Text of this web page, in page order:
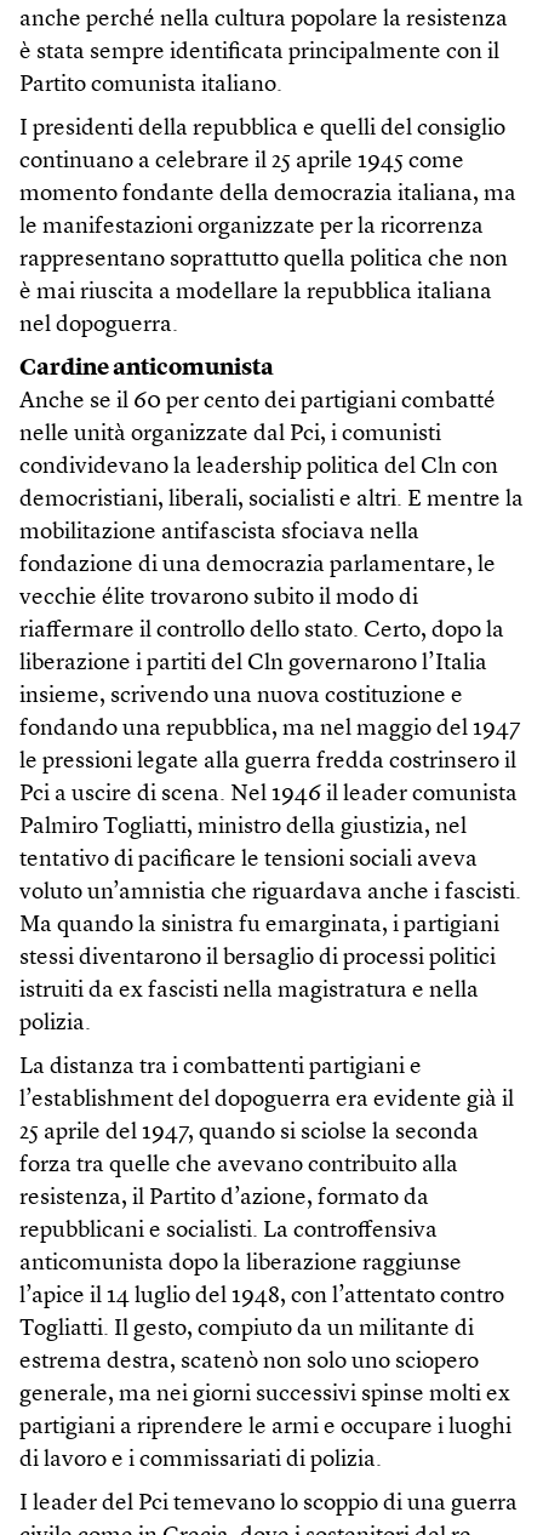
anche perché nella cultura popolare la resistenza
è stata sempre identificata principalmente con il
Partito comunista italiano.
I presidenti della repubblica e quelli del consiglio
continuano a celebrare il 25 aprile 1945 come
momento fondante della democrazia italiana, ma
le manifestazioni organizzate per la ricorrenza
rappresentano soprattutto quella politica che non
è mai riuscita a modellare la repubblica italiana
nel dopoguerra.
Cardine anticomunista
Anche se il 60 per cento dei partigiani combatté
nelle unità organizzate dal Pci, i comunisti
condividevano la leadership politica del Cln con
democristiani, liberali, socialisti e altri. E mentre la
mobilitazione antifascista sfociava nella
fondazione di una democrazia parlamentare, le
vecchie élite trovarono subito il modo di
riaffermare il controllo dello stato. Certo, dopo la
liberazione i partiti del Cln governarono l’Italia
insieme, scrivendo una nuova costituzione e
fondando una repubblica, ma nel maggio del 1947
le pressioni legate alla guerra fredda costrinsero il
Pci a uscire di scena. Nel 1946 il leader comunista
Palmiro Togliatti, ministro della giustizia, nel
tentativo di pacificare le tensioni sociali aveva
voluto un’amnistia che riguardava anche i fascisti.
Ma quando la sinistra fu emarginata, i partigiani
stessi diventarono il bersaglio di processi politici
istruiti da ex fascisti nella magistratura e nella
polizia.
La distanza tra i combattenti partigiani e
l’establishment del dopoguerra era evidente già il
25 aprile del 1947, quando si sciolse la seconda
forza tra quelle che avevano contribuito alla
resistenza, il Partito d’azione, formato da
repubblicani e socialisti. La controffensiva
anticomunista dopo la liberazione raggiunse
l’apice il 14 luglio del 1948, con l’attentato contro
Togliatti. Il gesto, compiuto da un militante di
estrema destra, scatenò non solo uno sciopero
generale, ma nei giorni successivi spinse molti ex
partigiani a riprendere le armi e occupare i luoghi
di lavoro e i commissariati di polizia.
I leader del Pci temevano lo scoppio di una guerra